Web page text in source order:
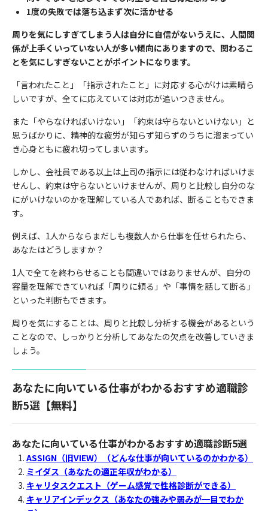
1度の失敗では落ち込まず次に活かせる
周りを気にしすぎてしまう人は自分に自信がないうえに、人間関
係が上手くいっていない人が多い傾向にありますので、関わるこ
とを気にしすぎないことがポイントになります。
「言われたこと」「指示されたこと」に対応する心がけは素晴ら
しいですが、全てに応えていては対応が追いつきません。
また「やらなければいけない」「約束は守らないといけない」と
思うばかりに、精神的な疲労が知らず知らずのうちに溜まってい
き心身ともに疲れ切ってしまいます。
しかし、会社員である以上は上司の指示には従わなければいけま
せんし、約束は守らないといけませんが、周りと比較し自分のな
にがいけないのかを理解している人であれば、断ることもできま
す。
例えば、1人からならまだしも複数人から仕事を任せられたら、
あなたはどうしますか？
1人で全てを終わらせることも間違いではありませんが、自分の
容量を理解できていれば「周りに頼る」や「事情を話して断る」
といった判断もできます。
周りを気にすることは、周りと比較し分析する機会があるという
ことなので、しっかりと分析してあなたの欠点を改善していきま
しょう。
あなたに向いている仕事がわかるおすすめ適職診
断5選【無料】
あなたに向いている仕事がわかるおすすめ適職診断5選
ASSIGN（旧VIEW）（どんな仕事が向いているのかわかる）
ミイダス（あなたの適正年収がわかる）
キャリタスクエスト（ゲーム感覚で性格診断ができる）
キャリアインデックス（あなたの強みや弱みが一目でわか